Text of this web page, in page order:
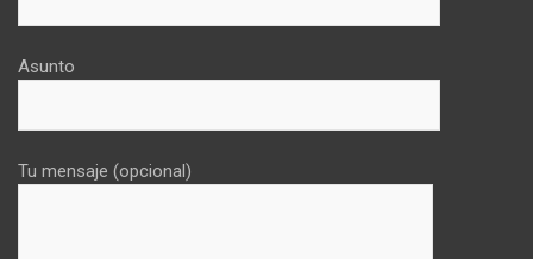
Asunto
Tu mensaje (opcional)